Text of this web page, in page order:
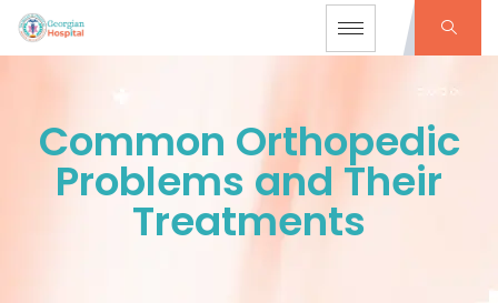
Common Orthopedic
Problems and Their
Treatments